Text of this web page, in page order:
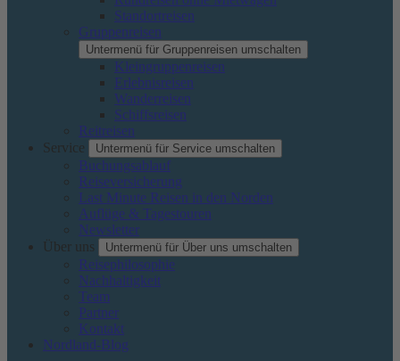
Standortreisen
Gruppenreisen
Untermenü für Gruppenreisen umschalten
Kleingruppenreisen
Erlebnisreisen
Wanderreisen
Schiffsreisen
Reitreisen
Service
Untermenü für Service umschalten
Buchungsablauf
Reiseversicherung
Last Minute Reisen in den Norden
Auflüge & Tagestouren
Newsletter
Über uns
Untermenü für Über uns umschalten
Reisephilosophie
Nachhaltigkeit
Team
Partner
Kontakt
Nordland-Blog